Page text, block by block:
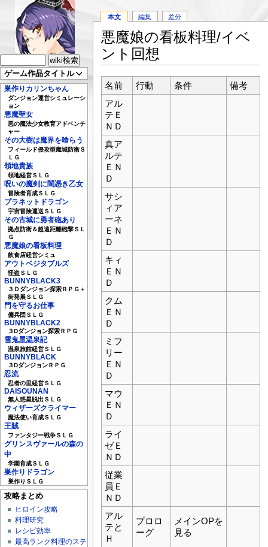
ゲーム作品タイトル
巣作りカリンちゃん
ダンジョン運営シミュレーシ
ョン
悪魔聖女
悪の魔法少女教育アドベンチ
ャー
その大樹は魔界を喰らう
フィールド侵攻型魔城防衛Ｓ
ＬＧ
領地貴族
領地経営ＳＬＧ
呪いの魔剣に闇憑き乙女
冒険者育成ＳＬＧ
プラネットドラゴン
宇宙冒険運送ＳＬＧ
その古城に勇者砲あり
拠点防衛＆超遠距離砲撃ＳＬ
Ｇ
悪魔娘の看板料理
飲食店経営シミュ
アウトベジタブルズ
怪盗ＳＬＧ
BUNNYBLACK3
３Ｄダンジョン探索ＲＰＧ＋
街発展ＳＬＧ
門を守るお仕事
傭兵団ＳＬＧ
BUNNYBLACK2
３Dダンジョン探索ＲＰＧ
雪鬼屋温泉記
温泉旅館経営ＳＬＧ
BUNNYBLACK
３DダンジョンＲＰＧ
忍流
忍者の里経営ＳＬＧ
DAISOUNAN
無人惑星脱出ＳＬＧ
ウィザーズクライマー
魔法使い育成ＳＬＧ
王賊
ファンタジー戦争ＳＬＧ
グリンスヴァールの森の
中
学園育成ＳＬＧ
巣作りドラゴン
巣作りＳＬＧ
攻略まとめ
ヒロイン攻略
料理研究
レシピ効率
最高ランク料理のステ
本文 編集 差分
悪魔娘の看板料理/イベ
ント回想
名前 行動 条件
備考
アル
テＥ
ＮＤ
真ア
ルテ
ＥＮ
Ｄ
サシ
ィア
ーネ
ＥＮ
Ｄ
キィ
ＥＮ
Ｄ
クム
ＥＮ
Ｄ
ミフ
リー
ＥＮ
Ｄ
マウ
ＥＮ
Ｄ
ライ
ゼＥ
ＮＤ
従業
員Ｅ
ＮＤ
アル
テと
Ｈ
プロロ
ーグ
メインOPを
見る